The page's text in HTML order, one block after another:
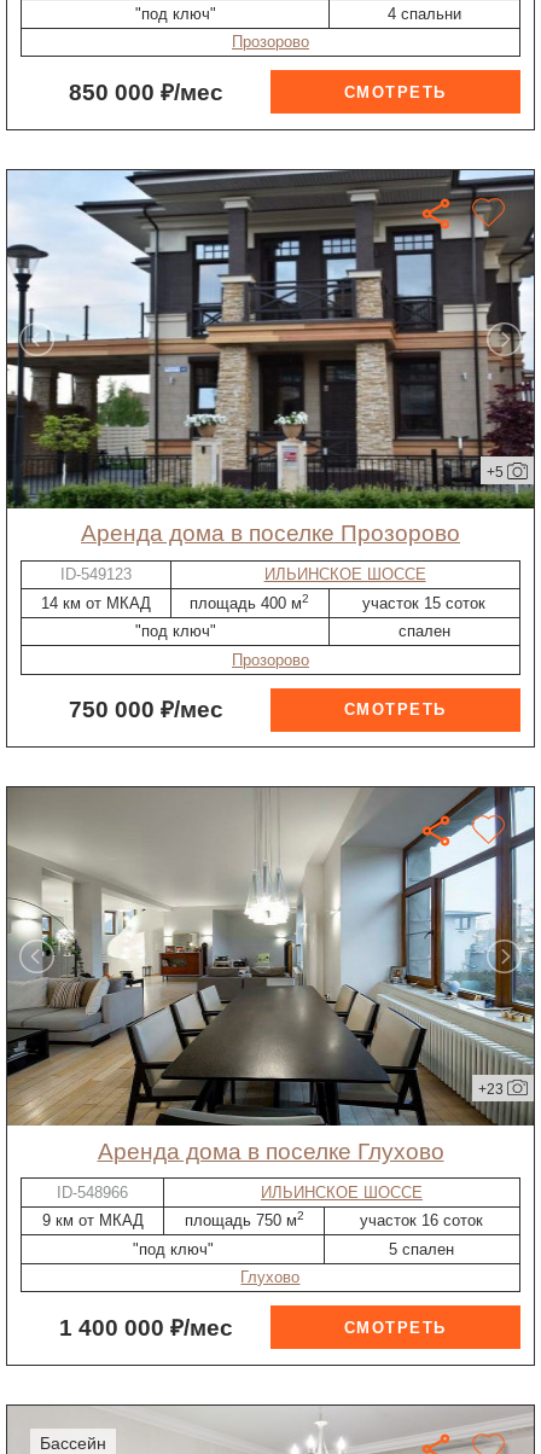
"под ключ"
4 спальни
Прозорово
850 000 ₽/мес
+5
Аренда дома в поселке Прозорово
ID-549123
ИЛЬИНСКОЕ ШОССЕ
14 км от МКАД
площадь 400 м2
участок 15 соток
"под ключ"
спален
Прозорово
750 000 ₽/мес
+23
Аренда дома в поселке Глухово
ID-548966
ИЛЬИНСКОЕ ШОССЕ
9 км от МКАД
площадь 750 м2
участок 16 соток
"под ключ"
5 спален
Глухово
1 400 000 ₽/мес
бассейн